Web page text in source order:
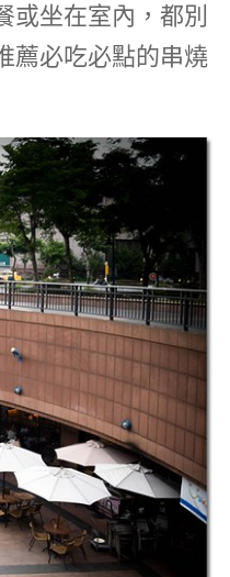
或坐在室內，都別
薦必吃必點的串燒